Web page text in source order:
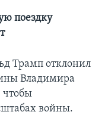
поездку
Трамп отклонил
Владимира
чтобы
войны.